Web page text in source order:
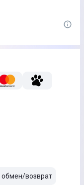
обмен/возврат